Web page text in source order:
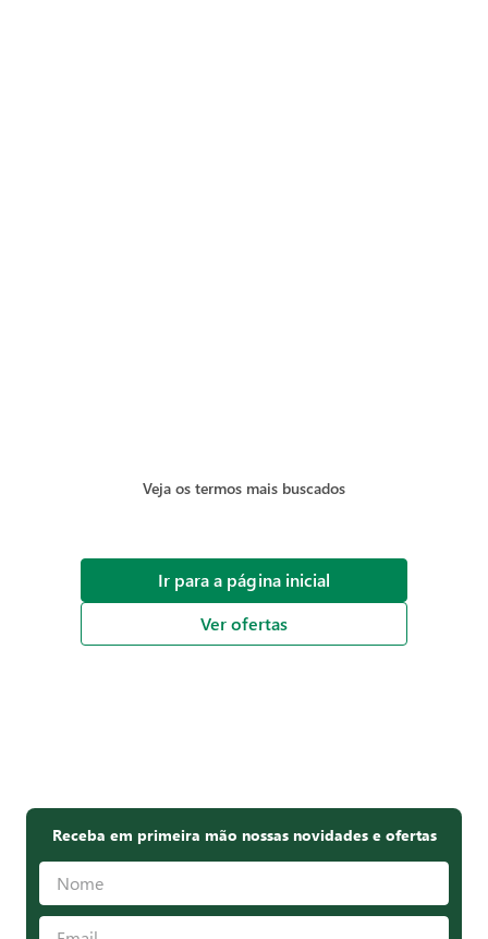
Veja os termos mais buscados
Ir para a página inicial
Ver ofertas
Receba em primeira mão nossas novidades e ofertas